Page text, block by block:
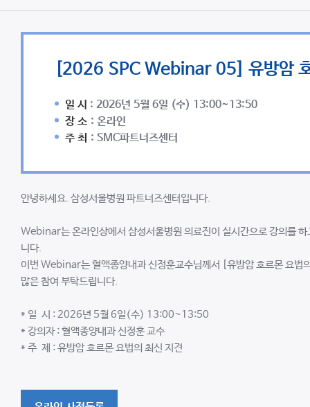
[2026 SPC Webinar 05] 유방암
일 시 : 2026년 5월 6일 (수) 13:00~13:50
장 소 : 온라인
주 최 : SMC파트너즈센터
안녕하세요. 삼성서울병원 파트너즈센터입니다.
Webinar는 온라인상에서 삼성서울병원 의료진이 실시간으로 강의를
니다.
이번 Webinar는 혈액종양내과 신정훈교수님께서 [유방암 호르몬 요법
많은 참여 부탁드립니다.
* 일 시 : 2026년 5월 6일(수) 13:00~13:50
* 강의자 : 혈액종양내과 신정훈 교수
* 주 제 : 유방암 호르몬 요법의 최신 지견